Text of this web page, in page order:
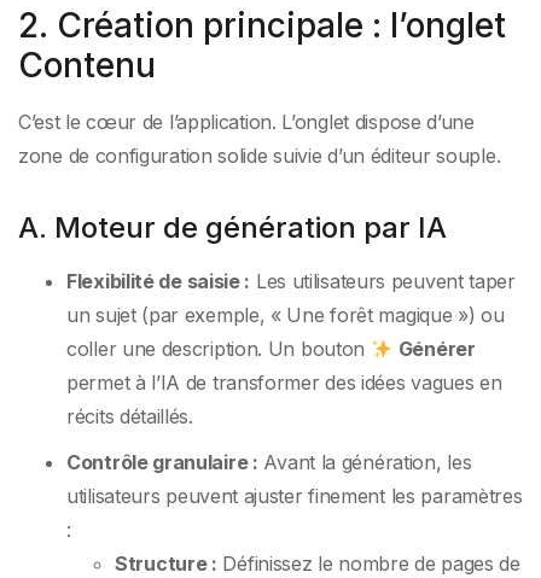
2. Création principale : l’onglet
Contenu
C’est le cœur de l’application. L’onglet dispose d’une
zone de configuration solide suivie d’un éditeur souple.
A. Moteur de génération par IA
Flexibilité de saisie : Les utilisateurs peuvent taper
un sujet (par exemple, « Une forêt magique ») ou
coller une description. Un bouton
Générer
permet à l’IA de transformer des idées vagues en
récits détaillés.
Contrôle granulaire : Avant la génération, les
utilisateurs peuvent ajuster finement les paramètres
:
Structure : Définissez le nombre de pages de